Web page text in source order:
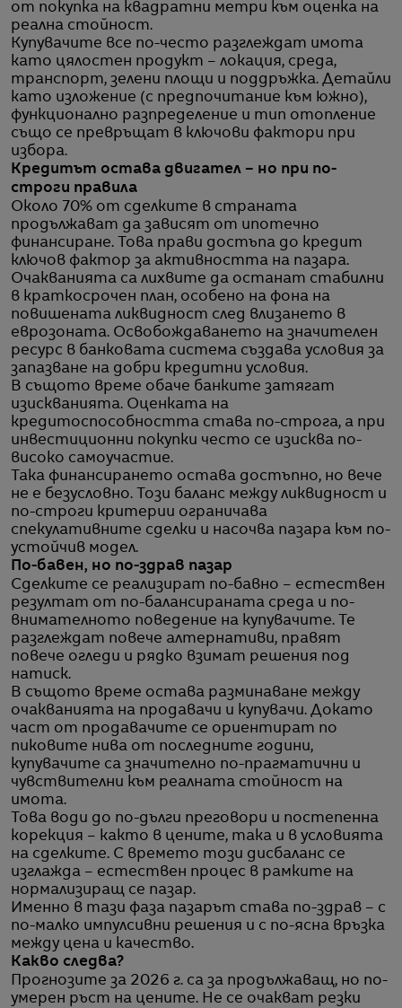
от покупка на квадратни метри към оценка на
реална стойност.
Купувачите все по-често разглеждат имота
като цялостен продукт – локация, среда,
транспорт, зелени площи и поддръжка. Детайли
като изложение (с предпочитание към южно),
функционално разпределение и тип отопление
също се превръщат в ключови фактори при
избора.
Кредитът остава двигател – но при по-
строги правила
Около 70% от сделките в страната
продължават да зависят от ипотечно
финансиране. Това прави достъпа до кредит
ключов фактор за активността на пазара.
Очакванията са лихвите да останат стабилни
в краткосрочен план, особено на фона на
повишената ликвидност след влизането в
еврозоната. Освобождаването на значителен
ресурс в банковата система създава условия за
запазване на добри кредитни условия.
В същото време обаче банките затягат
изискванията. Оценката на
кредитоспособността става по-строга, а при
инвестиционни покупки често се изисква по-
високо самоучастие.
Така финансирането остава достъпно, но вече
не е безусловно. Този баланс между ликвидност и
по-строги критерии ограничава
спекулативните сделки и насочва пазара към по-
устойчив модел.
По-бавен, но по-здрав пазар
Сделките се реализират по-бавно – естествен
резултат от по-балансираната среда и по-
внимателното поведение на купувачите. Те
разглеждат повече алтернативи, правят
повече огледи и рядко взимат решения под
натиск.
В същото време остава разминаване между
очакванията на продавачи и купувачи. Докато
част от продавачите се ориентират по
пиковите нива от последните години,
купувачите са значително по-прагматични и
чувствителни към реалната стойност на
имота.
Това води до по-дълги преговори и постепенна
корекция – както в цените, така и в условията
на сделките. С времето този дисбаланс се
изглажда – естествен процес в рамките на
нормализиращ се пазар.
Именно в тази фаза пазарът става по-здрав – с
по-малко импулсивни решения и с по-ясна връзка
между цена и качество.
Какво следва?
Прогнозите за 2026 г. са за продължаващ, но по-
умерен ръст на цените. Не се очакват резки